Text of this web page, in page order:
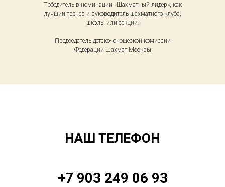
Победитель в номинации «Шахматный лидер», как
лучший тренер и руководитель шахматного клуба,
школы или секции.
Председатель детско-юношеской комиссии
Федерации Шахмат Москвы
НАШ ТЕЛЕФОН
+7 903 249 06 93